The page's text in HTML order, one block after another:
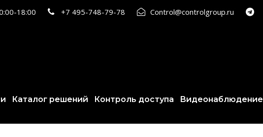
18:00 +7 495-748-79-78 Control@controlgroup.ru
Каталог решений Контроль доступа Видеонаблюдение